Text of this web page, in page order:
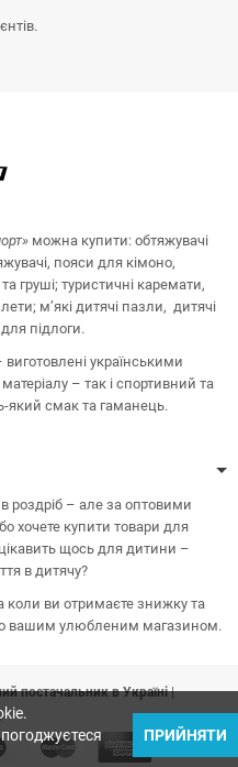
» можна купити: обтяжувачі
пояси для кімоно,
груші; туристичні каремати,
м’які дитячі пазли, дитячі
підлоги.
українськими
– так і спортивний та
який смак та гаманець.
роздріб – але за оптовими
хочете купити товари для
щось для дитини –
в дитячу?
коли ви отримаєте знижку та
вашим улюбленим магазином.
постачальник в Україні|
ПРИЙНЯТИ